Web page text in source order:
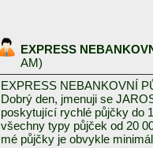
EXPRESS
AM)
EXPRESS NEBANKOVNÍ
Dobrý den, jmenuji se
poskytující rychlé půjčky do
všechny typy půjček od 20
mé půjčky je obvykle